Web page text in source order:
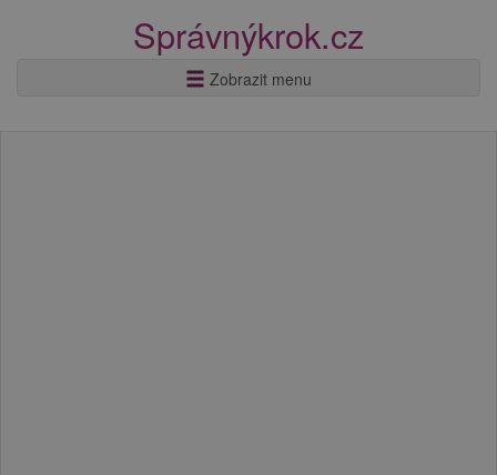
Správnýkrok.cz
Zobrazit menu